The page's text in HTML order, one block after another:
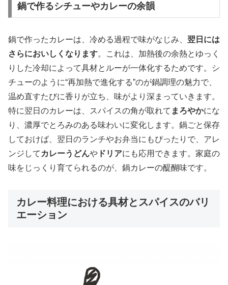
鍋で作るシチューやカレーの余韻
鍋で作ったカレーは、冷める過程で味がなじみ、 翌日には
さらにおいしくなります。これは、加熱後の余熱とゆっく
りした冷却によって具材とルーが一体化するためです。シ
チューのように“再加熱で進化する”のが鍋調理の魅力で、
温め直すたびに香りが立ち、味がより深まっていきます。
特に翌日のカレーは、スパイスの角が取れて まろやかにな
り、濃厚でとろみのある味わいに変化します。鍋ごと保存
しておけば、翌日のランチやお弁当にもぴったりで、アレ
ンジして カレーうどんや ドリアにも応用できます。家庭の
味をじっくり育てられるのが、鍋カレーの醍醐味です。
カレー料理における具材とスパイスのバリ
エーション